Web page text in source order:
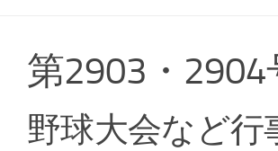
第2903・
野球大会など行